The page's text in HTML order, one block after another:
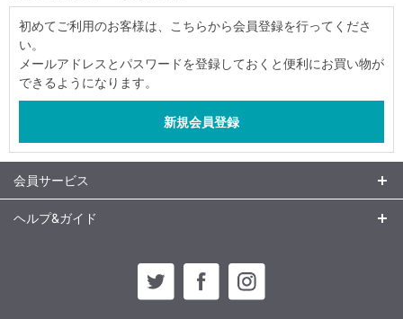
初めてご利用のお客様は、こちらから会員登録を行ってくださ
い。
メールアドレスとパスワードを登録しておくと便利にお買い物が
できるようになります。
会員サービス
ヘルプ&ガイド